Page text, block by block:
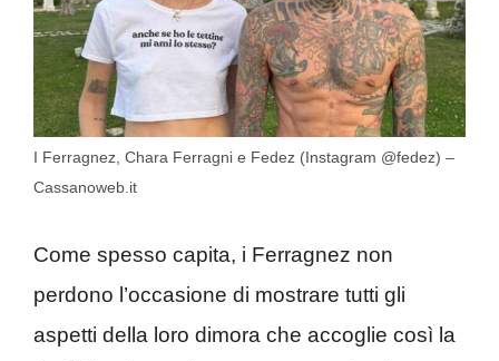
I Ferragnez, Chara Ferragni e Fedez (Instagram @fedez) –
Cassanoweb.it
Come spesso capita, i Ferragnez non
perdono l’occasione di mostrare tutti gli
aspetti della loro dimora che accoglie così la